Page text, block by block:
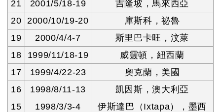
21
2001/5/18-19
吉隆坡，馬來西亞
20
2000/10/19-20
庫斯科，祕魯
19
2000/4/4-7
斯里巴卡旺，汶萊
18
1999/11/18-19
威靈頓，紐西蘭
17
1999/4/22-23
奧克蘭，美國
16
1998/8/11-13
凱因斯，澳大利亞
15
1998/3/3-4
伊斯達巴（Ixtapa），墨西